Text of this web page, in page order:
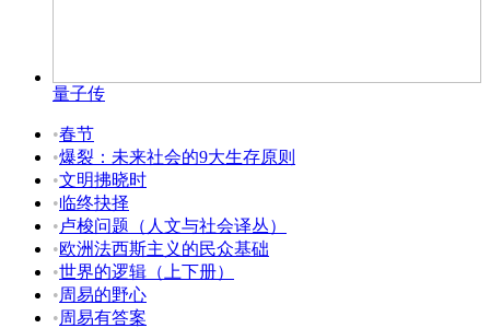
量子传
•春节
•爆裂：未来社会的9大生存原则
•文明拂晓时
•临终抉择
•卢梭问题（人文与社会译丛）
•欧洲法西斯主义的民众基础
•世界的逻辑（上下册）
•周易的野心
•周易有答案